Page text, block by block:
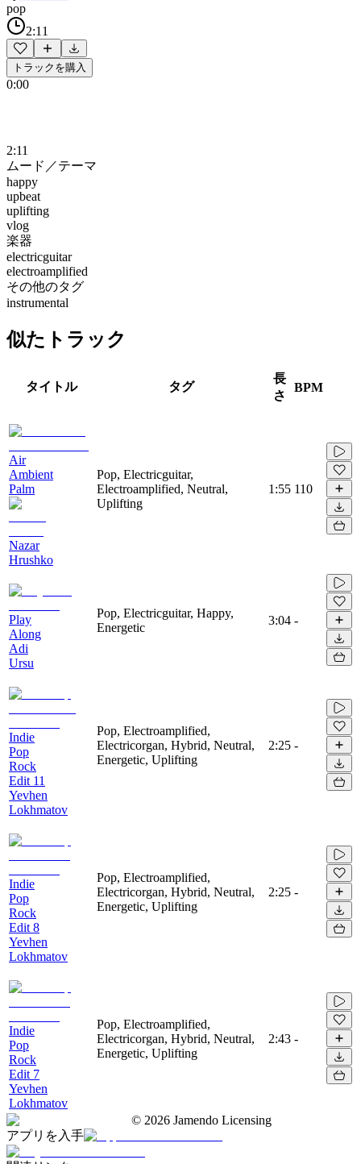
pop
2:11
トラックを購入
0:00
2:11
ムード／テーマ
happy
upbeat
uplifting
vlog
楽器
electricguitar
electroamplified
その他のタグ
instrumental
似たトラック
タイトル タグ
長
さ
BPM
Air
Ambient
Palm
Nazar
Hrushko
Pop, Electricguitar,
Electroamplified, Neutral,
Uplifting
1:55 110
Play
Along
Adi
Ursu
Pop, Electricguitar, Happy,
Energetic
3:04 -
Indie
Pop
Rock
Edit 11
Yevhen
Lokhmatov
Pop, Electroamplified,
Electricorgan, Hybrid, Neutral,
Energetic, Uplifting
2:25 -
Indie
Pop
Rock
Edit 8
Yevhen
Lokhmatov
Pop, Electroamplified,
Electricorgan, Hybrid, Neutral,
Energetic, Uplifting
2:25 -
Indie
Pop
Rock
Edit 7
Yevhen
Lokhmatov
Pop, Electroamplified,
Electricorgan, Hybrid, Neutral,
Energetic, Uplifting
2:43 -
© 2026 Jamendo Licensing
アプリを入手